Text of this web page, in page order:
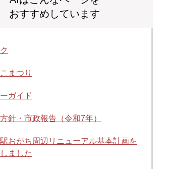
おすすめしています
まつり
ガイド
針・市政報告（令和7年）
おがち周辺リニューアル基本計画を
ました